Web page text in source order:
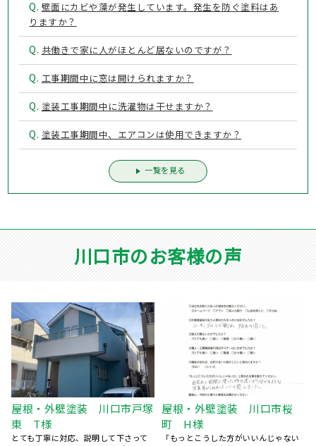
Q. 壁面にカビや藻が発生しています。発生を防ぐ塗料はあ
りますか？
Q. 共働きで家に人がほとんど居ないのですが？
Q. 工事期間中に窓は開けられますか？
Q. 塗装工事期間中に洗濯物は干せますか？
Q. 塗装工事期間中、エアコンは使用できますか？
一覧を見る
川口市のお客様の声
・外壁塗装 川口市戸塚
様
丁寧に対応、説明して下さって
屋根・外壁塗装 川口市桜
町 H様
「もっとこうした方がいいんじゃない
外壁
今後と